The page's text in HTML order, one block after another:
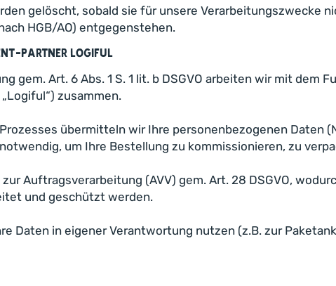
gelöscht, sobald sie für unsere Verarbeitungszwecke
HGB/AO) entgegenstehen.
Partner Logiful
gem. Art. 6 Abs. 1 S. 1 lit. b DSGVO arbeiten wir mit dem
zusammen.
übermitteln wir Ihre personenbezogenen Daten
um Ihre Bestellung zu kommissionieren, zu
Auftragsverarbeitung (AVV) gem. Art. 28 DSGVO,
und geschützt werden.
Daten in eigener Verantwortung nutzen (z.B. zur